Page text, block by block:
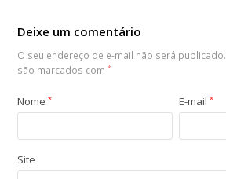
Deixe um comentário
O seu endereço de e-mail não será publicado.
são marcados com*
Nome* E-mail*
Site